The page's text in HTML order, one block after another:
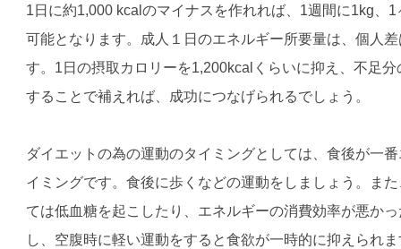
1日に約1,000 kcalのマイナスを作れれば、1週間に1kg、
可能となります。成人１日のエネルギー所要量は、個人
す。1日の摂取カロリーを1,200kcalくらいに抑え、不足
することで補えれば、成功につなげられるでしょう。
ダイエットの為の運動のタイミングとしては、食後が一
イミングです。食後に歩くなどの運動をしましょう。ま
ては低血糖を起こしたり、エネルギーの消費効率が悪か
し、空腹時に軽い運動をすると食欲が一時的に抑えられ